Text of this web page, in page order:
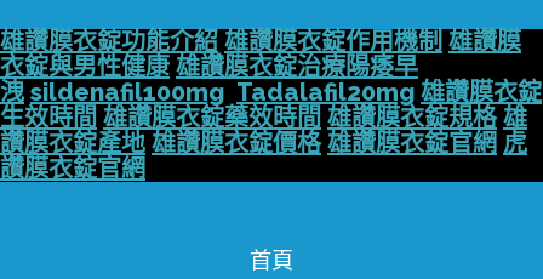
雄讚膜衣錠功能介紹 雄讚膜衣錠作用機制 雄讚膜
衣錠與男性健康 雄讚膜衣錠治療陽痿早
洩 sildenafil100mg Tadalafil20mg 雄讚膜衣錠
生效時間 雄讚膜衣錠藥效時間 雄讚膜衣錠規格 雄
讚膜衣錠產地 雄讚膜衣錠價格 雄讚膜衣錠官網 虎
讚膜衣錠官網
首頁